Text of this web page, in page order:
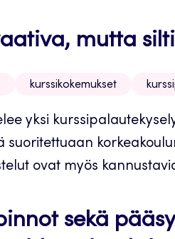
mutta
kurssikokemukset
yksi
suoritettuaan
ovat myös
sekä